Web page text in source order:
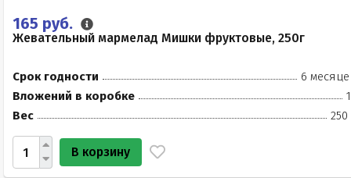
165 руб.
Жевательный мармелад Мишки фруктовые, 250г
Срок годности
6
Вложений в коробке
Вес
250
В корзину